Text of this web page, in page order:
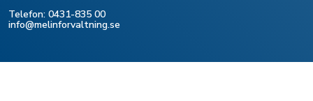
Telefon: 0431-835 00
info@melinforvaltning.se